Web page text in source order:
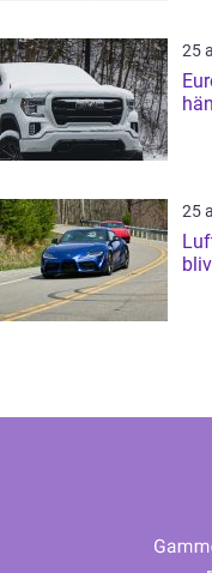
25
25